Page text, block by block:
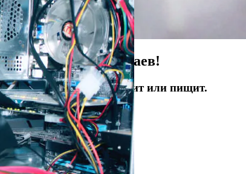
данные в 98% случаев!
не определяется, стучит или пищит.
набесплатнуюдиагностику